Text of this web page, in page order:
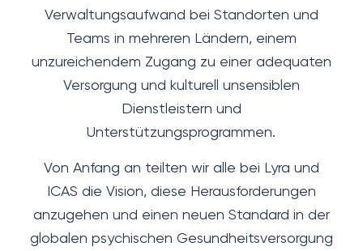
Verwaltungsaufwand bei Standorten und
Teams in mehreren Ländern, einem
unzureichendem Zugang zu einer adequaten
Versorgung und kulturell unsensiblen
Dienstleistern und
Unterstützungsprogrammen.
Von Anfang an teilten wir alle bei Lyra und
ICAS die Vision, diese Herausforderungen
anzugehen und einen neuen Standard in der
globalen psychischen Gesundheitsversorgung